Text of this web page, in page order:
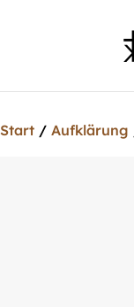
Start / Aufklärung